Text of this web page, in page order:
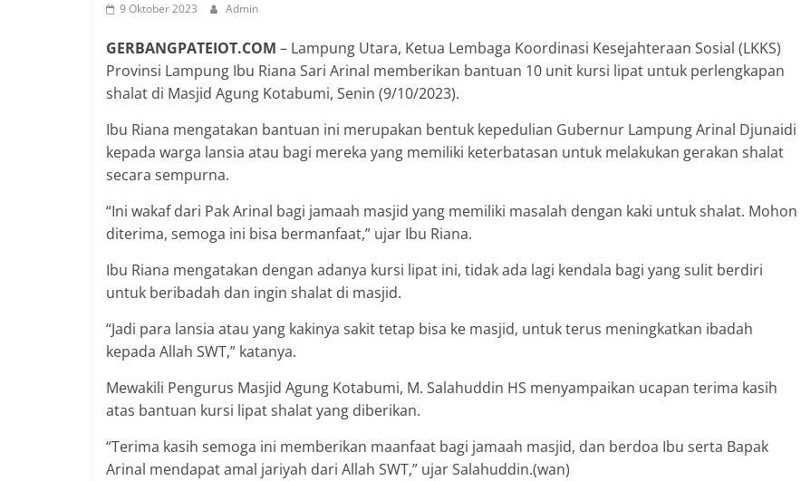
9 Oktober 2023 Admin
GERBANGPATEIOT.COM – Lampung Utara, Ketua Lembaga Koordinasi Kesejahteraan Sosial (LKKS)
Provinsi Lampung Ibu Riana Sari Arinal memberikan bantuan 10 unit kursi lipat untuk perlengkapan
shalat di Masjid Agung Kotabumi, Senin (9/10/2023).
Ibu Riana mengatakan bantuan ini merupakan bentuk kepedulian Gubernur Lampung Arinal Djunaidi
kepada warga lansia atau bagi mereka yang memiliki keterbatasan untuk melakukan gerakan shalat
secara sempurna.
“Ini wakaf dari Pak Arinal bagi jamaah masjid yang memiliki masalah dengan kaki untuk shalat. Mohon
diterima, semoga ini bisa bermanfaat,” ujar Ibu Riana.
Ibu Riana mengatakan dengan adanya kursi lipat ini, tidak ada lagi kendala bagi yang sulit berdiri
untuk beribadah dan ingin shalat di masjid.
“Jadi para lansia atau yang kakinya sakit tetap bisa ke masjid, untuk terus meningkatkan ibadah
kepada Allah SWT,” katanya.
Mewakili Pengurus Masjid Agung Kotabumi, M. Salahuddin HS menyampaikan ucapan terima kasih
atas bantuan kursi lipat shalat yang diberikan.
“Terima kasih semoga ini memberikan maanfaat bagi jamaah masjid, dan berdoa Ibu serta Bapak
Arinal mendapat amal jariyah dari Allah SWT,” ujar Salahuddin.(wan)